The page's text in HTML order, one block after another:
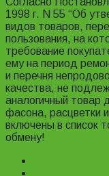
1998 г. N 55 “Об
видов товаров,
пользования, на
требование
ему на период
и перечня
качества, не
аналогичный товар
фасона, расцветки
включены в список
обмену!